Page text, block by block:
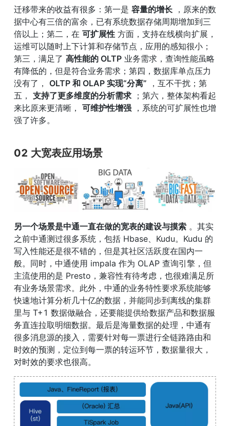
迁移带来的收益有很多：第一是 容量的增长 ，原来的数
据中心有三倍的富余，已有系统数据存储周期增加到三
倍以上；第二，在 可扩展性 方面，支持在线横向扩展，
运维可以随时上下计算和存储节点，应用的感知很小；
第三，满足了 高性能的 OLTP 业务需求，查询性能虽略
有降低的，但是符合业务需求；第四，数据库单点压力
没有了， OLTP 和 OLAP 实现“分离” ，互不干扰；第
五， 支持了更多维度的分析需求 ；第六，整体架构看起
来比原来更清晰， 可维护性增强 ，系统的可扩展性也增
强了许多。
02 大宽表应用场景
另一个场景是中通一直在做的宽表的建设与摸索 。其实
之前中通测过很多系统，包括 Hbase、Kudu。Kudu 的
写入性能还是很不错的，但是其社区活跃度在国内一
般。同时，中通使用 impala 作为 OLAP 查询引擎，但
主流使用的是 Presto，兼容性有待考虑，也很难满足所
有业务场景需求。此外，中通的业务特性要求系统能够
快速地计算分析几十亿的数据，并能同步到离线的集群
里与 T+1 数据做融合，还要能提供给数据产品和数据服
务直连拉取明细数据。最后是海量数据的处理，中通有
很多消息源的接入，需要针对每一票进行全链路路由和
时效的预测，定位到每一票的转运环节，数据量很大，
对时效的要求也很高。